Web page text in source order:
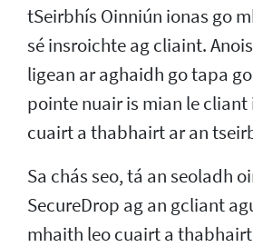
tSeirbhís Oinniún ionas go
sé insroichte ag cliaint.
ligean ar aghaidh go tapa
pointe nuair is mian le
cuairt a thabhairt ar an
Sa chás seo, tá an seoladh
SecureDrop ag an gcliant
mhaith leo cuairt a